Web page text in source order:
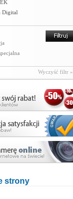
Digital
Wyczyść filtr »
strony